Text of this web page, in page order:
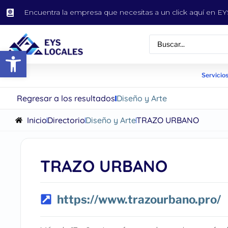
Abrir barra de herramientas
Encuentra la empresa que necesitas a un click aquí en
Regresar a los resultadosDiseño y Arte
InicioDirectorioDiseño y ArteTRAZO URBANO
TRAZO URBANO
https://www.trazourbano.pro/